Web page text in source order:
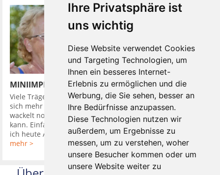
Ihre Privatsphäre ist
uns wichtig
Diese Website verwendet Cookies
und Targeting Technologien, um
Ihnen ein besseres Internet-
Erlebnis zu ermöglichen und die
Werbung, die Sie sehen, besser an
Ihre Bedürfnisse anzupassen.
Diese Technologien nutzen wir
außerdem, um Ergebnisse zu
messen, um zu verstehen, woher
unsere Besucher kommen oder um
unsere Website weiter zu
MINIIMPLANTATE UND DIE PROTHESE SITZT
Viele Träger von herausnehmbaren Zahnprothesen wünschen
sich mehr Halt. Einen komfortablen Zahnersatz, der weder
wackelt noch drückt. Einen mit dem man wieder alles essen
kann. Einfach so wie früher, als man sich fragte: Worauf habe
ich heute Appetit? und ...
mehr >